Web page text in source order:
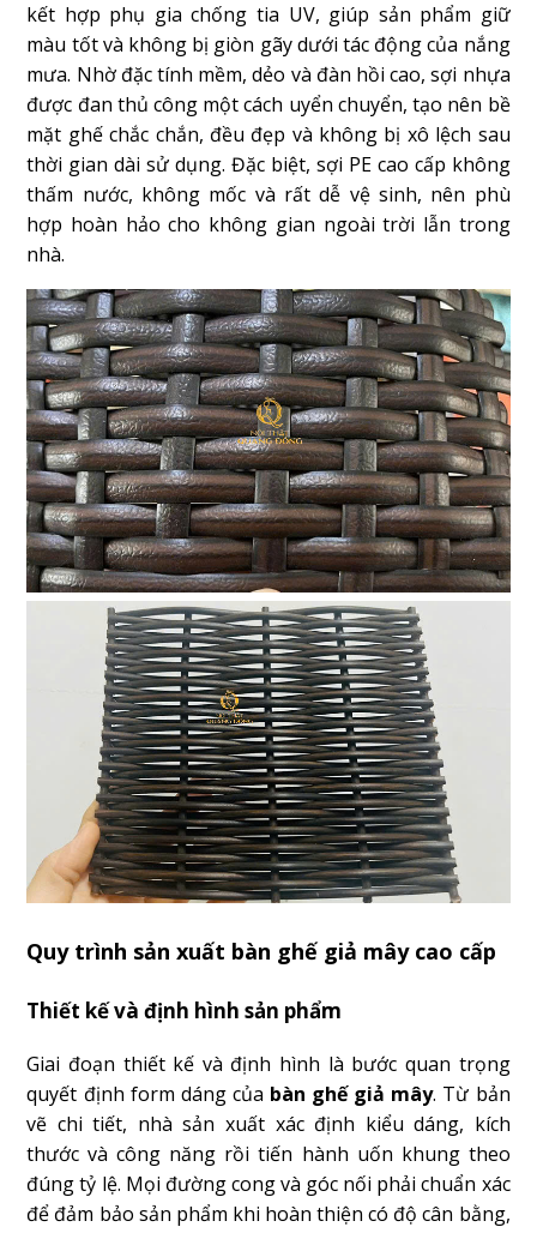
kết hợp phụ gia chống tia UV, giúp sản phẩm giữ
màu tốt và không bị giòn gãy dưới tác động của nắng
mưa. Nhờ đặc tính mềm, dẻo và đàn hồi cao, sợi nhựa
được đan thủ công một cách uyển chuyển, tạo nên bề
mặt ghế chắc chắn, đều đẹp và không bị xô lệch sau
thời gian dài sử dụng. Đặc biệt, sợi PE cao cấp không
thấm nước, không mốc và rất dễ vệ sinh, nên phù
hợp hoàn hảo cho không gian ngoài trời lẫn trong
nhà.
Quy trình sản xuất bàn ghế giả mây cao cấp
Thiết kế và định hình sản phẩm
Giai đoạn thiết kế và định hình là bước quan trọng
quyết định form dáng của bàn ghế giả mây. Từ bản
vẽ chi tiết, nhà sản xuất xác định kiểu dáng, kích
thước và công năng rồi tiến hành uốn khung theo
đúng tỷ lệ. Mọi đường cong và góc nối phải chuẩn xác
để đảm bảo sản phẩm khi hoàn thiện có độ cân bằng,